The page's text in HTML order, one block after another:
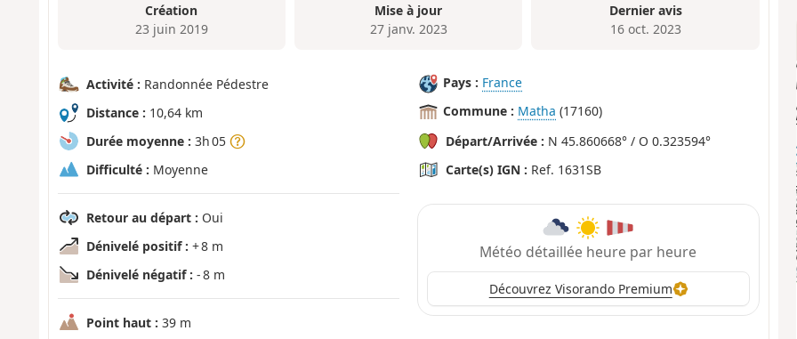
Création
23 juin 2019
Mise à jour
27 janv. 2023
Dernier avis
16 oct. 2023
Activité : Randonnée Pédestre
Distance : 10,64 km
Durée moyenne : 3h 05
Difficulté : Moyenne
Retour au départ : Oui
Dénivelé positif : + 8 m
Dénivelé négatif : - 8 m
Point haut : 39 m
Pays : France
Commune : Matha (17160)
Départ/Arrivée : N 45.860668° / O 0.323594°
Carte(s) IGN : Ref. 1631SB
Météo détaillée heure par heure
Découvrez Visorando Premium